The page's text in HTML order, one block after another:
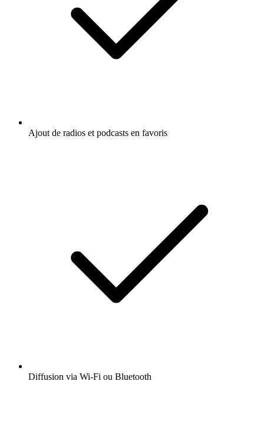
Ajout de radios et podcasts en favoris
Diffusion via Wi-Fi ou Bluetooth